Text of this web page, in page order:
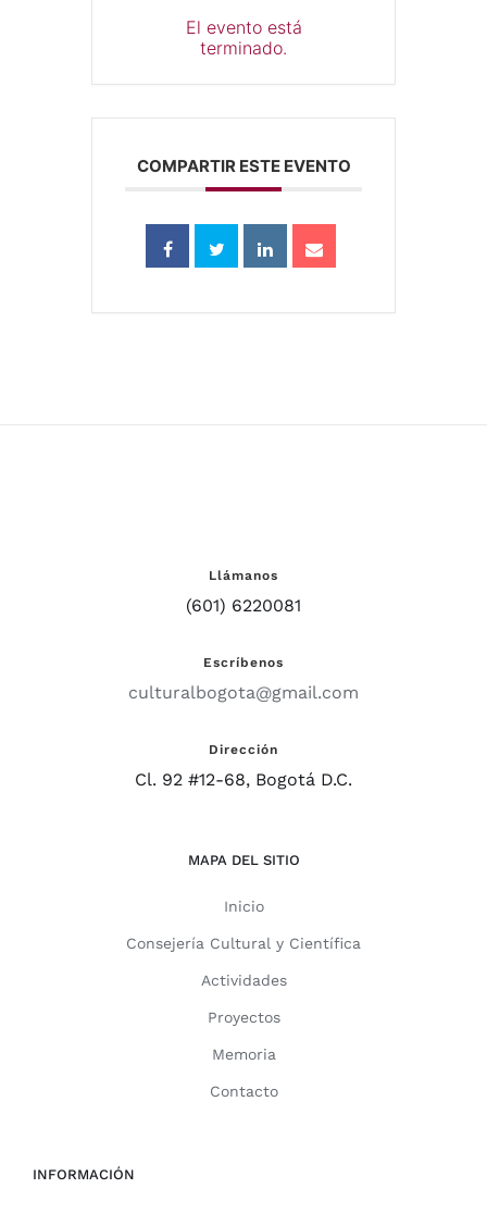
El evento está
terminado.
COMPARTIR ESTE EVENTO
Llámanos
(601) 6220081
Escríbenos
culturalbogota@gmail.com
Dirección
Cl. 92 #12-68, Bogotá D.C.
MAPA DEL SITIO
Inicio
Consejería Cultural y Científica
Actividades
Proyectos
Memoria
Contacto
INFORMACIÓN